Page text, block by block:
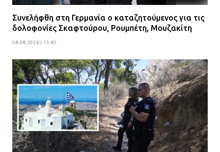
Συνελήφθη στη Γερμανία ο καταζητούμενος για τις
δολοφονίες Σκαφτούρου, Ρουμπέτη, Μουζακίτη
08.08.2026 | 13:40